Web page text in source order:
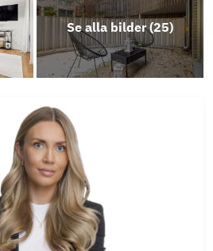
Se alla bilder (25)